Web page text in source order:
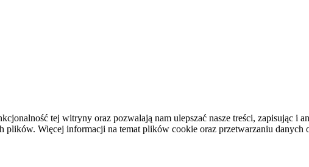
tej witryny oraz pozwalają nam ulepszać nasze treści, zapisując i
Więcej informacji na temat plików cookie oraz przetwarzaniu danych